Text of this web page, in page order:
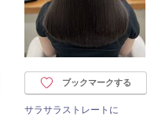
ブックマークする
サラサラストレートに